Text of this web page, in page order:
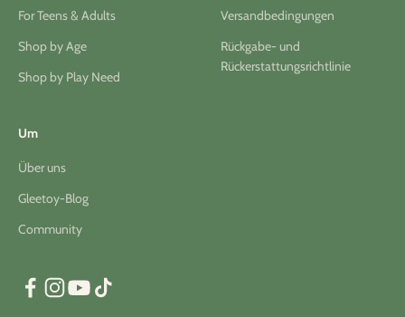
For Teens & Adults
Shop by Age
Shop by Play Need
Versandbedingungen
Rückgabe- und
Rückerstattungsrichtlinie
Um
Über uns
Gleetoy-Blog
Community